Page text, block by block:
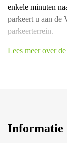
enkele minuten
parkeert u aan de
parkeerterrein.
Lees meer over
Informatie